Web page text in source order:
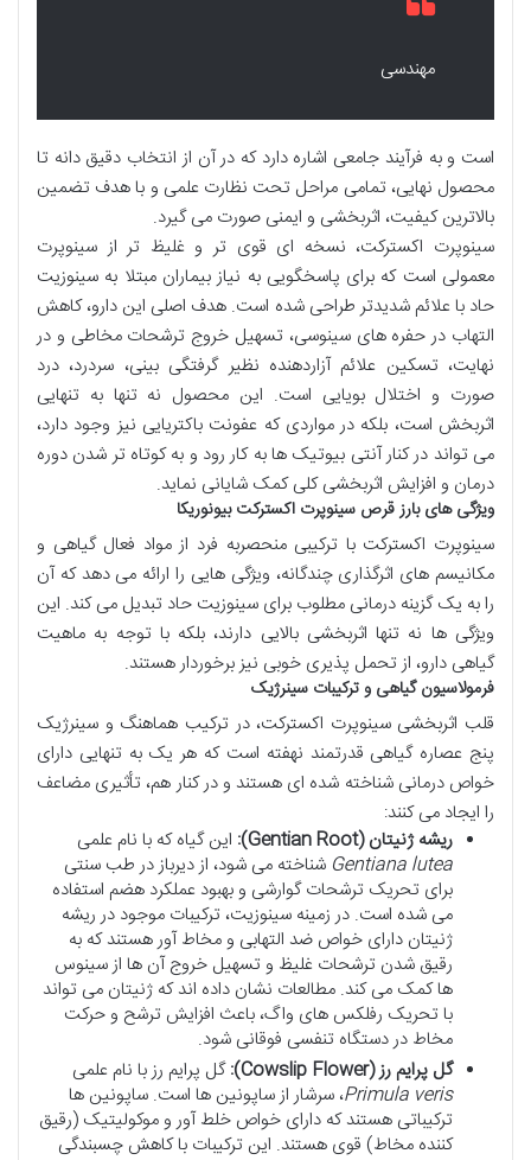
مهندسی
است و به فرآیند جامعی اشاره دارد که در آن از انتخاب دقیق دانه تا
محصول نهایی، تمامی مراحل تحت نظارت علمی و با هدف تضمین
بالاترین کیفیت، اثربخشی و ایمنی صورت می گیرد.
سینوپرت اکسترکت، نسخه ای قوی تر و غلیظ تر از سینوپرت
معمولی است که برای پاسخگویی به نیاز بیماران مبتلا به سینوزیت
حاد با علائم شدیدتر طراحی شده است. هدف اصلی این دارو، کاهش
التهاب در حفره های سینوسی، تسهیل خروج ترشحات مخاطی و در
نهایت، تسکین علائم آزاردهنده نظیر گرفتگی بینی، سردرد، درد
صورت و اختلال بویایی است. این محصول نه تنها به تنهایی
اثربخش است، بلکه در مواردی که عفونت باکتریایی نیز وجود دارد،
می تواند در کنار آنتی بیوتیک ها به کار رود و به کوتاه تر شدن دوره
درمان و افزایش اثربخشی کلی کمک شایانی نماید.
ویژگی های بارز قرص سینوپرت اکسترکت بیونوریکا
سینوپرت اکسترکت با ترکیبی منحصربه فرد از مواد فعال گیاهی و
مکانیسم های اثرگذاری چندگانه، ویژگی هایی را ارائه می دهد که آن
را به یک گزینه درمانی مطلوب برای سینوزیت حاد تبدیل می کند. این
ویژگی ها نه تنها اثربخشی بالایی دارند، بلکه با توجه به ماهیت
گیاهی دارو، از تحمل پذیری خوبی نیز برخوردار هستند.
فرمولاسیون گیاهی و ترکیبات سینرژیک
قلب اثربخشی سینوپرت اکسترکت، در ترکیب هماهنگ و سینرژیک
پنج عصاره گیاهی قدرتمند نهفته است که هر یک به تنهایی دارای
خواص درمانی شناخته شده ای هستند و در کنار هم، تأثیری مضاعف
را ایجاد می کنند:
ریشه ژنیتان (Gentian Root):
این گیاه که با نام علمی
Gentiana lutea شناخته می شود، از دیرباز در طب سنتی
برای تحریک ترشحات گوارشی و بهبود عملکرد هضم استفاده
می شده است. در زمینه سینوزیت، ترکیبات موجود در ریشه
ژنیتان دارای خواص ضد التهابی و مخاط آور هستند که به
رقیق شدن ترشحات غلیظ و تسهیل خروج آن ها از سینوس
ها کمک می کند. مطالعات نشان داده اند که ژنیتان می تواند
با تحریک رفلکس های واگ، باعث افزایش ترشح و حرکت
مخاط در دستگاه تنفسی فوقانی شود.
گل پرایم رز (Cowslip Flower):
گل پرایم رز با نام علمی
Primula veris، سرشار از ساپونین ها است. ساپونین ها
ترکیباتی هستند که دارای خواص خلط آور و موکولیتیک (رقیق
کننده مخاط) قوی هستند. این ترکیبات با کاهش چسبندگی